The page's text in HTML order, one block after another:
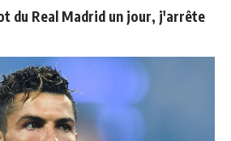
du Real Madrid un jour, j'arrête